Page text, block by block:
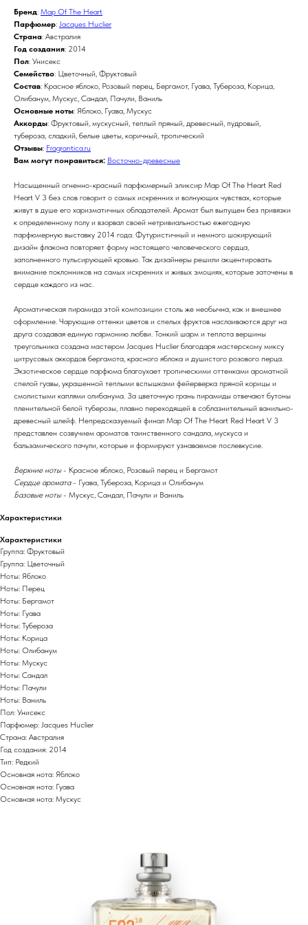
Бренд: Map Of The Heart
Парфюмер: Jacques Huclier
Страна: Австралия
Год создания: 2014
Пол: Унисекс
Семейство: Цветочный, Фруктовый
Состав: Красное яблоко, Розовый перец, Бергамот, Гуава, Тубероза, Корица,
Олибанум, Мускус, Сандал, Пачули, Ваниль
Основные ноты: Яблоко, Гуава, Мускус
Аккорды: Фруктовый, мускусный, теплый пряный, древесный, пудровый,
тубероза, сладкий, белые цветы, коричный, тропический
Отзывы: Fragrantica.ru
Вам могут понравиться: Восточно-древесные
Насыщенный огненно-красный парфюмерный эликсир Map Of The Heart Red
Heart V 3 без слов говорит о самых искренних и волнующих чувствах, которые
живут в душе его харизматичных обладателей. Аромат был выпущен без привязки
к определенному полу и взорвал своей нетривиальностью ежегодную
парфюмерную выставку 2014 года. Футуристичный и немного шокирующий
дизайн флакона повторяет форму настоящего человеческого сердца,
заполненного пульсирующей кровью. Так дизайнеры решили акцентировать
внимание поклонников на самых искренних и живых эмоциях, которые заточены в
сердце каждого из нас.
Ароматическая пирамида этой композиции столь же необычна, как и внешнее
оформление. Чарующие оттенки цветов и спелых фруктов наслаиваются друг на
друга создавая единую гармонию любви. Тонкий шарм и теплота вершины
треугольника создана мастером Jacques Huclier благодаря мастерскому миксу
цитрусовых аккордов бергамота, красного яблока и душистого розового перца.
Экзотическое сердце парфюма благоухает тропическими оттенками ароматной
спелой гуавы, украшенной теплыми вспышками фейерверка пряной корицы и
смолистыми каплями олибанума. За цветочную грань пирамиды отвечают бутоны
пленительной белой туберозы, плавно переходящей в соблазнительный ванильно-
древесный шлейф. Непредсказуемый финал Map Of The Heart Red Heart V 3
представлен созвучием ароматов таинственного сандала, мускуса и
бальзамического пачули, которые и формируют узнаваемое послевкусие.
Верхние ноты- Красное яблоко, Розовый перец и Бергамот
Сердце аромата- Гуава, Тубероза, Корица и Олибанум
Базовые ноты- Мускус, Сандал, Пачули и Ваниль
Характеристики
Характеристики
Группа: Фруктовый
Группа: Цветочный
Ноты: Яблоко
Ноты: Перец
Ноты: Бергамот
Ноты: Гуава
Ноты: Тубероза
Ноты: Корица
Ноты: Олибанум
Ноты: Мускус
Ноты: Сандал
Ноты: Пачули
Ноты: Ваниль
Пол: Унисекс
Парфюмер: Jacques Huclier
Страна: Австралия
Год создания: 2014
Тип: Редкий
Основная нота: Яблоко
Основная нота: Гуава
Основная нота: Мускус